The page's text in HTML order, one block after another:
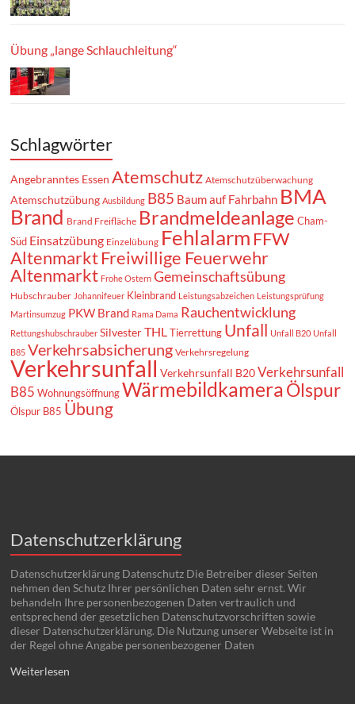
Übung „lange Schlauchleitung“
Schlagwörter
Angebranntes Essen Atemschutz Atemschutzüberwachung
Atemschutzübung Ausbildung B85 Baum auf Fahrbahn BMA
Brand Brand Freifläche Brandmeldeanlage Cham-
Süd Einsatzübung Einzelübung Fehlalarm FFW
AltenmarktFreiwillige Feuerwehr
Altenmarkt Frohe Ostern Gemeinschaftsübung
Hubschrauber Johannifeuer Kleinbrand Leistungsabzeichen Leistungsprüfung
Martinsumzug PKW Brand Rama Dama Rauchentwicklung
Rettungshubschrauber Silvester THL Tierrettung Unfall Unfall B20 Unfall
B85 Verkehrsabsicherung Verkehrsregelung
Verkehrsunfall Verkehrsunfall B20 Verkehrsunfall
B85 Wohnungsöffnung WärmebildkameraÖlspur
Ölspur B85 Übung
Datenschutzerklärung
Datenschutzerklärung Datenschutz Die Betreiber dieser Seiten
nehmen den Schutz Ihrer persönlichen Daten sehr ernst. Wir
behandeln Ihre personenbezogenen Daten vertraulich und
entsprechend der gesetzlichen Datenschutzvorschriften sowie
dieser Datenschutzerklärung. Die Nutzung unserer Webseite ist in
der Regel ohne Angabe personenbezogener Daten
Weiterlesen